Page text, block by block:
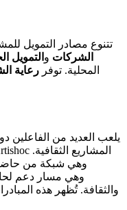
تتنوع مصادر التمويل
الشركات و التمويل
المحلية. توفر رعاية
يلعب العديد من الفاعلين
والثقافة. تُظهر هذه